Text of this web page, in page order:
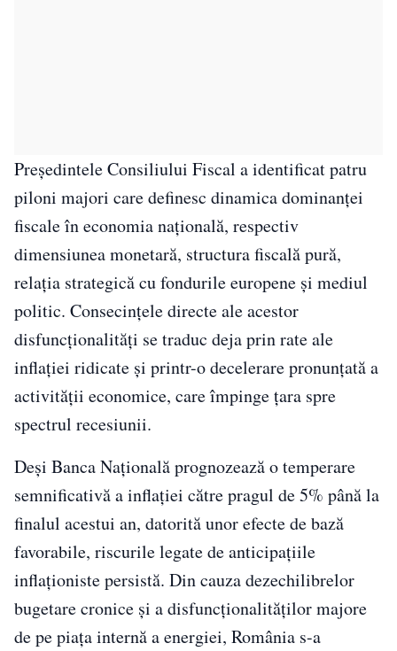
Președintele Consiliului Fiscal a identificat patru
piloni majori care definesc dinamica dominanței
fiscale în economia națională, respectiv
dimensiunea monetară, structura fiscală pură,
relația strategică cu fondurile europene și mediul
politic. Consecințele directe ale acestor
disfuncționalități se traduc deja prin rate ale
inflației ridicate și printr-o decelerare pronunțată a
activității economice, care împinge țara spre
spectrul recesiunii.
Deși Banca Națională prognozează o temperare
semnificativă a inflației către pragul de 5% până la
finalul acestui an, datorită unor efecte de bază
favorabile, riscurile legate de anticipațiile
inflaționiste persistă. Din cauza dezechilibrelor
bugetare cronice și a disfuncționalităților majore
de pe piața internă a energiei, România s-a